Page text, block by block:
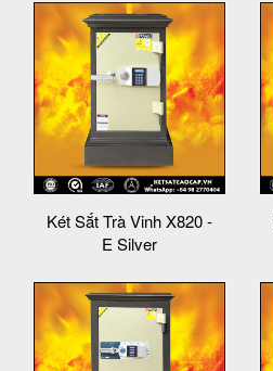
Két Sắt Trà Vinh X820 -
E Silver